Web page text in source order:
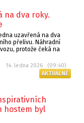
na dva roky.
uzavřená na dva
přelivu. Náhradní
protože čeká na
14. ledna 2026 (09:40)
AKTUÁLNĚ
hostem byl